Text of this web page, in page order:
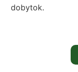
dobytok.